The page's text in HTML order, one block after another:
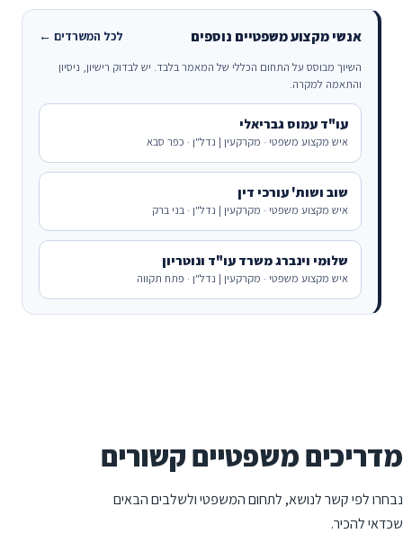
אנשי מקצוע משפטיים נוספים לכל המשרדים ←
השיוך מבוסס על התחום הכללי של המאמר בלבד. יש לבדוק רישיון, ניסיון
והתאמה למקרה.
עו"ד עמוס גבריאלי
איש מקצוע משפטי · מקרקעין | נדל"ן · כפר סבא
שוב ושות' עורכי דין
איש מקצוע משפטי · מקרקעין | נדל"ן · בני ברק
שלומי וינברג משרד עו"ד ונוטריון
איש מקצוע משפטי · מקרקעין | נדל"ן · פתח תקווה
מדריכים משפטיים קשורים
נבחרו לפי קשר לנושא, לתחום המשפטי ולשלבים הבאים
שכדאי להכיר.